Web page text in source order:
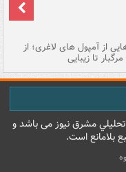
از آمپول های لاغری؛ از
تا زیبایی
مشرق نيوز می باشد و
بلامانع است.